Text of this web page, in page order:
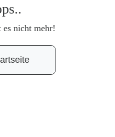
nicht mehr!